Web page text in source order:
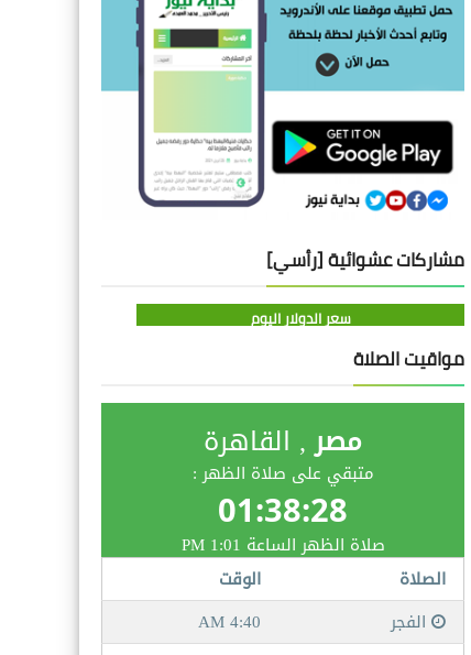
مشاركات عشوائية [رأسي]
سعر الدولار اليوم
مواقيت الصلاة